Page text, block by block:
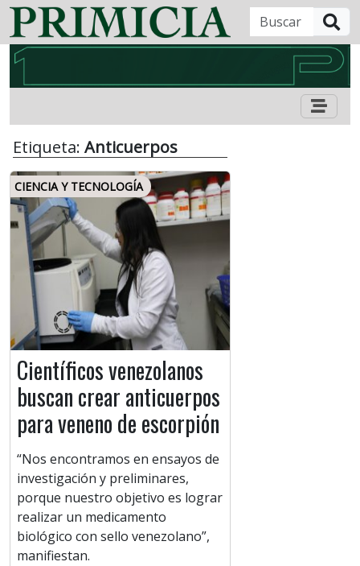
Etiqueta: Anticuerpos
CIENCIA Y TECNOLOGÍA
Científicos venezolanos
buscan crear anticuerpos
para veneno de escorpión
“Nos encontramos en ensayos de
investigación y preliminares,
porque nuestro objetivo es lograr
realizar un medicamento
biológico con sello venezolano”,
manifiestan.